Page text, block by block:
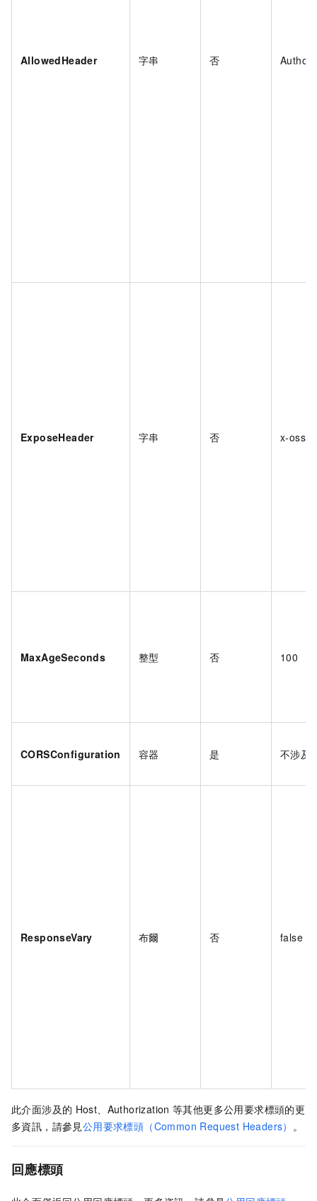
AllowedHeader 字串 否
ExposeHeader 字串 否 x-oss-
MaxAgeSeconds 整型 否 100
CORSConfiguration 容器 是 不涉及
ResponseVary 布爾 否 false
此介面涉及的 Host、Authorization 等其他更多公用要求標頭的更
多資訊，請參見公用要求標頭（Common Request Headers） 。
回應標頭